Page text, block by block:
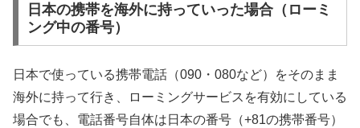
日本の携帯を海外に持っていった場合（ローミ
ング中の番号）
日本で使っている携帯電話（090・080など）をそのまま
海外に持って行き、ローミングサービスを有効にしている
場合でも、電話番号自体は日本の番号（+81の携帯番号）